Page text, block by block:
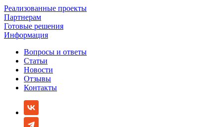
Реализованные проекты
Партнерам
Готовые решения
Информация
Вопросы и ответы
Статьи
Новости
Отзывы
Контакты